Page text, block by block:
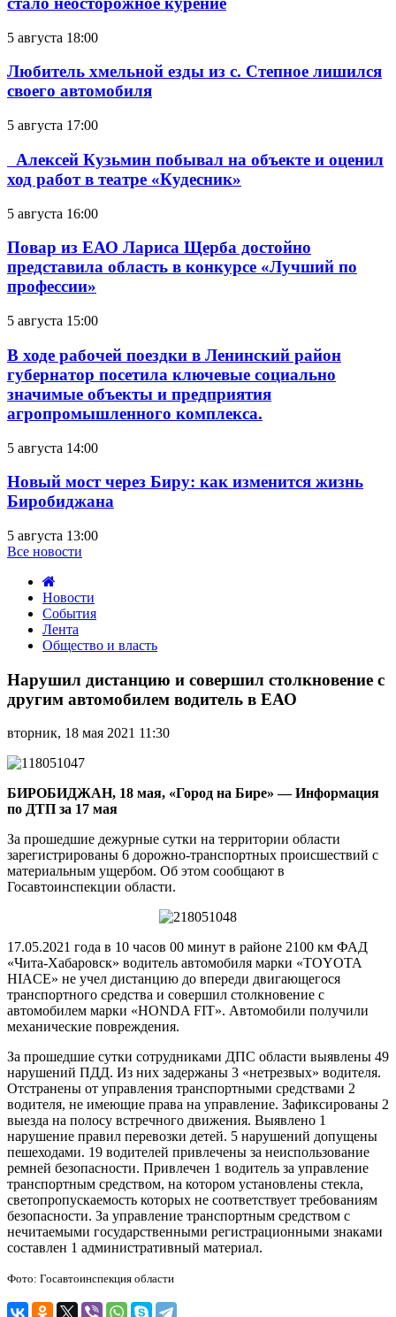
5 августа 18:00
Любитель хмельной езды из с. Степное лишился
своего автомобиля
5 августа 17:00
Алексей Кузьмин побывал на объекте и оценил
ход работ в театре «Кудесник»
5 августа 16:00
Повар из ЕАО Лариса Щерба достойно
представила область в конкурсе «Лучший по
профессии»
5 августа 15:00
В ходе рабочей поездки в Ленинский район
губернатор посетила ключевые социально
значимые объекты и предприятия
агропромышленного комплекса.
5 августа 14:00
Новый мост через Биру: как изменится жизнь
Биробиджана
5 августа 13:00
Все новости
Новости
События
Лента
Общество и власть
дистанцию
и
совершил
с
другим
автомобилем
водитель
в
Нарушил дистанцию и совершил столкновение с
другим автомобилем водитель в ЕАО
вторник, 18 мая 2021 11:30
БИРОБИДЖАН, 18 мая, «Город на Бире» —Информация
по ДТП за 17 мая
За прошедшие дежурные сутки на территории области
зарегистрированы 6 дорожно-транспортных происшествий с
материальным ущербом. Об этом сообщают в
Госавтоинспекции области.
17.05.2021 года в 10 часов 00 минут в районе 2100 км ФАД
«Чита-Хабаровск» водитель автомобиля марки «TOYOTA
HIACE» не учел дистанцию до впереди двигающегося
транспортного средства и совершил столкновение с
автомобилем марки «HONDA FIT». Автомобили получили
механические повреждения.
За прошедшие сутки сотрудниками ДПС области выявлены 49
нарушений ПДД. Из них задержаны 3 «нетрезвых» водителя.
Отстранены от управления транспортными средствами 2
водителя, не имеющие права на управление. Зафиксированы 2
выезда на полосу встречного движения. Выявлено 1
нарушение правил перевозки детей. 5 нарушений допущены
пешеходами. 19 водителей привлечены за неиспользование
ремней безопасности. Привлечен 1 водитель за управление
транспортным средством, на котором установлены стекла,
светопропускаемость которых не соответствует требованиям
безопасности. За управление транспортным средством с
нечитаемыми государственными регистрационными знаками
составлен 1 административный материал.
Фото: Госавтоинспекция области